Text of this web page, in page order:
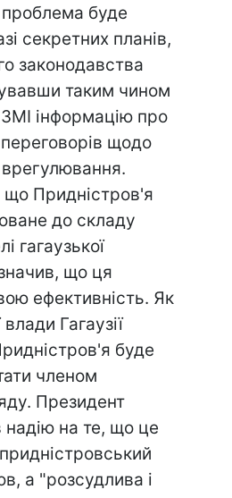
буде
секретних планів,
законодавства
таким чином
інформацію про
щодо
що Придністров'я
до складу
гагаузької
що ця
ефективність. Як
влади Гагаузії
буде
членом
Президент
надію на те, що це
а "розсудлива і